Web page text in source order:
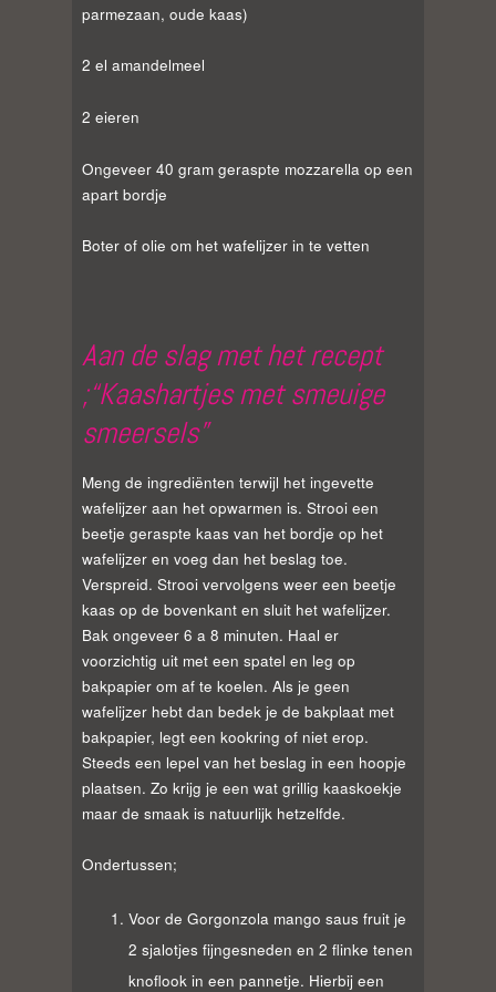
parmezaan, oude kaas)
2 el amandelmeel
2 eieren
Ongeveer 40 gram geraspte mozzarella op een
apart bordje
Boter of olie om het wafelijzer in te vetten
Aan de slag met het recept
;“Kaashartjes met smeuige
smeersels”
Meng de ingrediënten terwijl het ingevette
wafelijzer aan het opwarmen is. Strooi een
beetje geraspte kaas van het bordje op het
wafelijzer en voeg dan het beslag toe.
Verspreid. Strooi vervolgens weer een beetje
kaas op de bovenkant en sluit het wafelijzer.
Bak ongeveer 6 a 8 minuten. Haal er
voorzichtig uit met een spatel en leg op
bakpapier om af te koelen. Als je geen
wafelijzer hebt dan bedek je de bakplaat met
bakpapier, legt een kookring of niet erop.
Steeds een lepel van het beslag in een hoopje
plaatsen. Zo krijg je een wat grillig kaaskoekje
maar de smaak is natuurlijk hetzelfde.
Ondertussen;
Voor de Gorgonzola mango saus fruit je
2 sjalotjes fijngesneden en 2 flinke tenen
knoflook in een pannetje. Hierbij een